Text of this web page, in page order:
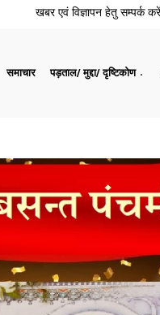
खबर एवं विज्ञापन हेतु सम्पर्क
समाचार पड़ताल/ मुद्दा/ दृष्टिकोण